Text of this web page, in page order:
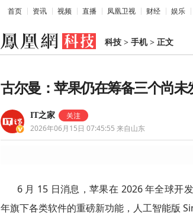
首页 资讯 视频 直播 凤凰卫视 财经 娱乐
科技 > 手机> 正文
古尔曼：苹果仍在筹备三个尚未
IT之家
2026年06月15日 07:45:55 来自山东
6 月 15 日消息，苹果在 2026 年全球开
年旗下各类软件的重磅新功能，人工智能版